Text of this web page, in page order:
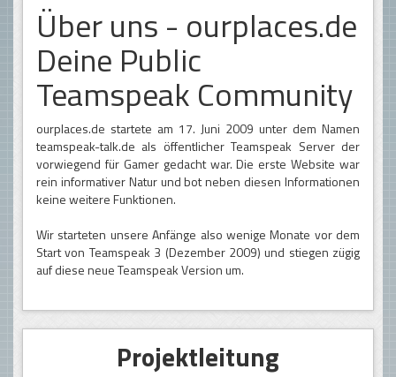
Über uns - ourplaces.de
Deine Public
Teamspeak Community
ourplaces.de startete am 17. Juni 2009 unter dem Namen
teamspeak-talk.de als öffentlicher Teamspeak Server der
vorwiegend für Gamer gedacht war. Die erste Website war
rein informativer Natur und bot neben diesen Informationen
keine weitere Funktionen.
Wir starteten unsere Anfänge also wenige Monate vor dem
Start von Teamspeak 3 (Dezember 2009) und stiegen zügig
auf diese neue Teamspeak Version um.
Projektleitung